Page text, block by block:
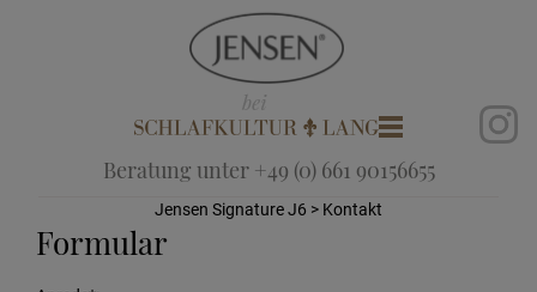
Beratung unter +49 (0) 661 90156655
Jensen Signature J6 > Kontakt
Formular